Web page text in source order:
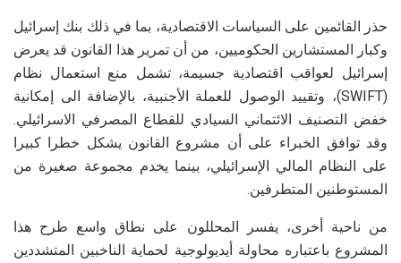
حذر القائمين على السياسات الاقتصادية، بما في ذلك بنك إسرائيل
وكبار المستشارين الحكوميين، من أن تمرير هذا القانون قد يعرض
إسرائيل لعواقب اقتصادية جسيمة، تشمل منع استعمال نظام
(SWIFT)، وتقييد الوصول للعملة الأجنبية، بالإضافة الى إمكانية
خفض التصنيف الائتماني السيادي للقطاع المصرفي الاسرائيلي.
وقد توافق الخبراء على أن مشروع القانون يشكل خطرا كبيرا
على النظام المالي الإسرائيلي، بينما يخدم مجموعة صغيرة من
المستوطنين المتطرفين.
من ناحية أخرى، يفسر المحللون على نطاق واسع طرح هذا
المشروع باعتباره محاولة أيديولوجية لحماية الناخبين المتشددين